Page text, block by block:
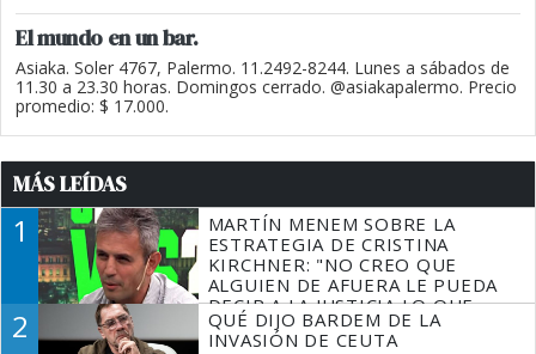
El mundo en un bar.
Asiaka. Soler 4767, Palermo. 11.2492-8244. Lunes a sábados de
11.30 a 23.30 horas. Domingos cerrado. @asiakapalermo. Precio
promedio: $ 17.000.
MÁS LEÍDAS
1
MARTÍN MENEM SOBRE LA
ESTRATEGIA DE CRISTINA
KIRCHNER: "NO CREO QUE
ALGUIEN DE AFUERA LE PUEDA
DECIR A LA JUSTICIA LO QUE
TIENE QUE HACER"
2
QUÉ DIJO BARDEM DE LA
INVASIÓN DE CEUTA